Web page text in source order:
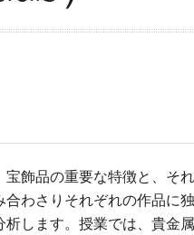
宝飾品の重要な特徴と、そ
合わさりそれぞれの作品に
析します。授業では、貴金